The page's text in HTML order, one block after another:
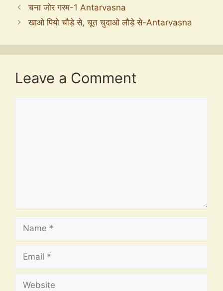
चना जोर गरम-1 Antarvasna
खाओ पियो चौड़े से, चूत चुदाओ लौड़े से-Antarvasna
Leave a Comment